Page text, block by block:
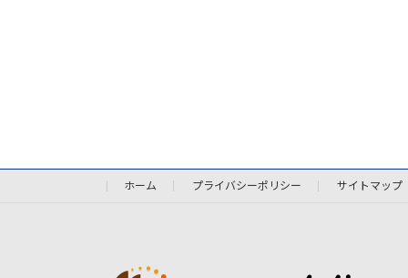
ホーム プライバシーポリシー サイトマップ